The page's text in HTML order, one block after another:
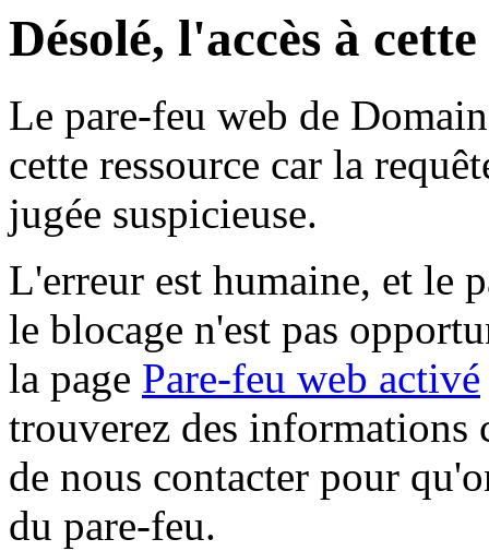
Désolé, l'accès à
Le pare-feu web de
cette ressource car la
jugée suspicieuse.
L'erreur est humaine, et le
le blocage n'est pas
la page Pare-feu web activé
trouverez des informations
de nous contacter pour
du pare-feu.